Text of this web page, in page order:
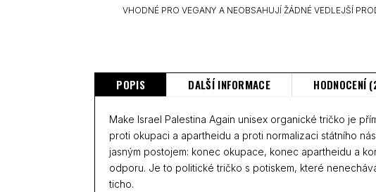
VHODNÉ PRO VEGANY A NEOBSAHUJÍ ŽÁDNÉ VEDLEJŠÍ
POPIS DALŠÍ INFORMACE HODNOCENÍ
Make Israel Palestina Again unisex organické tričko je
proti okupaci a apartheidu a proti normalizaci státního
jasným postojem: konec okupace, konec apartheidu a
odporu. Je to politické tričko s potiskem, které
ticho.